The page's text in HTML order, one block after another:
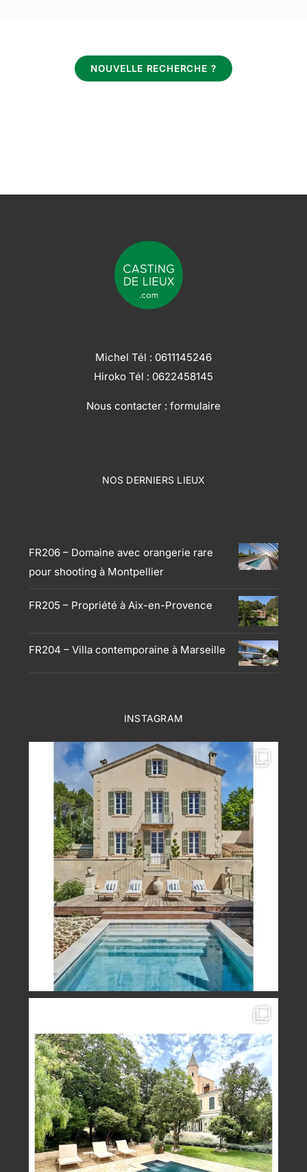
NOUVELLE RECHERCHE ?
Michel Tél : 0611145246
Hiroko Tél : 0622458145
Nous contacter : formulaire
NOS DERNIERS LIEUX
FR206 – Domaine avec orangerie rare
pour shooting à Montpellier
FR205 – Propriété à Aix-en-Provence
FR204 – Villa contemporaine à Marseille
INSTAGRAM